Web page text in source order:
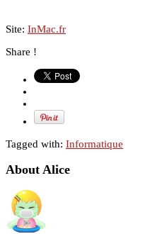
Site: InMac.fr
Share !
Tagged with: Informatique
About Alice